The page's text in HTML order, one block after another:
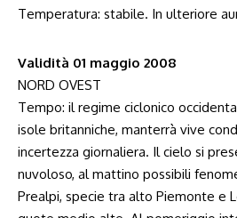
Temperatura: stabile. In ulteriore
Validità 01 maggio 2008
NORD OVEST
Tempo: il regime ciclonico
isole britanniche, manterrà vive
incertezza giornaliera. Il cielo si
nuvoloso, al mattino possibili
Prealpi, specie tra alto Piemonte e